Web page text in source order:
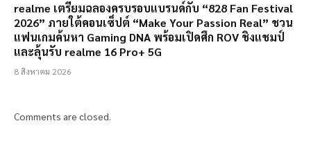
realme เตรียมฉลองครบรอบแบรนด์กับ “828 Fan Festival
2026” ภายใต้คอนเซ็ปต์ “Make Your Passion Real” ชวน
แฟนเกมค้นหา Gaming DNA พร้อมเปิดศึก ROV ชิงแชมป์
และลุ้นรับ realme 16 Pro+ 5G
8 สิงหาคม 2026
Comments are closed.